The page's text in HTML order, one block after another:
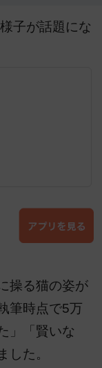
子が話題にな
操る猫の姿が
筆時点で5万
」「賢いな
した。